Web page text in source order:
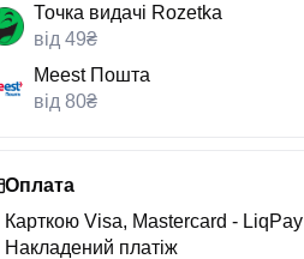
Точка видачі Rozetka
від 49₴
Meest Пошта
від 80₴
Оплата
Карткою Visa, Mastercard - LiqPay
Накладений платіж